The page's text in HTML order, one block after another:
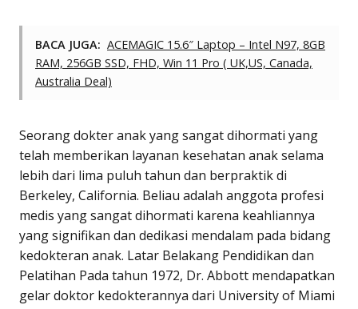
BACA JUGA: ACEMAGIC 15.6″ Laptop – Intel N97, 8GB
RAM, 256GB SSD, FHD, Win 11 Pro ( UK,US, Canada,
Australia Deal)
Seorang dokter anak yang sangat dihormati yang
telah memberikan layanan kesehatan anak selama
lebih dari lima puluh tahun dan berpraktik di
Berkeley, California. Beliau adalah anggota profesi
medis yang sangat dihormati karena keahliannya
yang signifikan dan dedikasi mendalam pada bidang
kedokteran anak. Latar Belakang Pendidikan dan
Pelatihan Pada tahun 1972, Dr. Abbott mendapatkan
gelar doktor kedokterannya dari University of Miami